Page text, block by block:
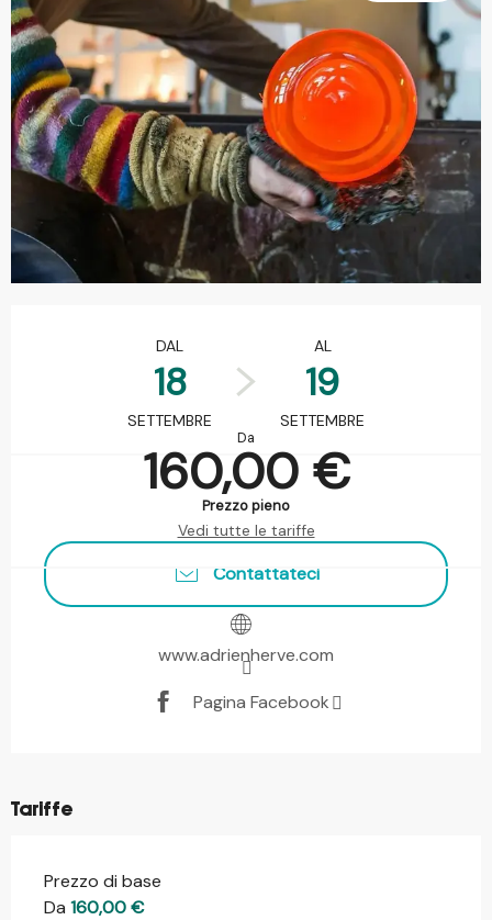
DAL
18
SETTEMBRE
AL
19
SETTEMBRE
Da
160,00 €
Prezzo pieno
Vedi tutte le tariffe
Contattateci
www.adrienherve.com
Pagina Facebook
Tariffe
Prezzo di base
Da 160,00 €